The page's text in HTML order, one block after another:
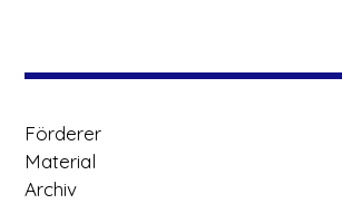
Förderer
Material
Archiv